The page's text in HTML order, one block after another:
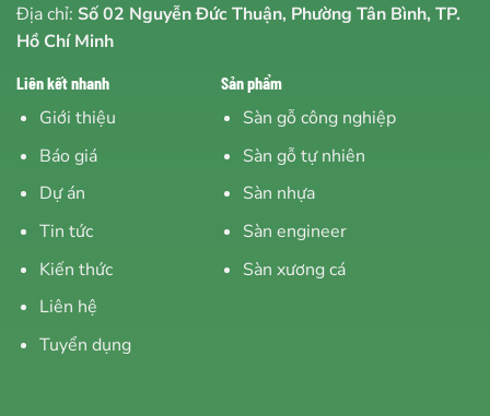
Địa chỉ: Số 02 Nguyễn Đức Thuận, Phường Tân Bình, TP.
Hồ Chí Minh
Liên kết nhanh
Giới thiệu
Báo giá
Dự án
Tin tức
Kiến thức
Liên hệ
Tuyển dụng
Sản phẩm
Sàn gỗ công nghiệp
Sàn gỗ tự nhiên
Sàn nhựa
Sàn engineer
Sàn xương cá